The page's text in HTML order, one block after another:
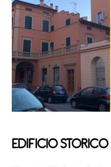
EDIFICIO STORICO